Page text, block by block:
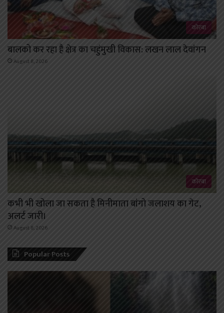
कोरबा
बालको कर रहा है क्षेत्र का चहुंमुखी विकास: लखन लाल देवांगन
August 8, 2026
कोरबा
कभी भी खोला जा सकता है मिनीमाता बांगो जलाशय का गेट,
अलर्ट जारी।
August 8, 2026
Popular Posts